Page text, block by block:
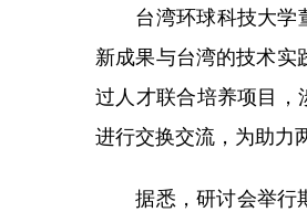
台湾环球科技大学董
新成果与台湾的技术实
过人才联合培养项目
进行交换交流，为助力
据悉，研讨会举行期